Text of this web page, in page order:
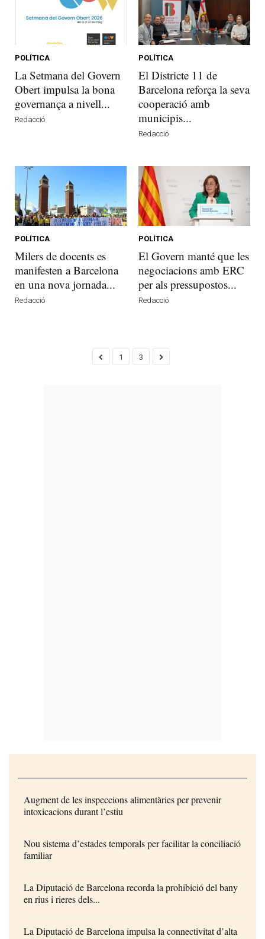
POLÍTICA
La Setmana del Govern
Obert impulsa la bona
governança a nivell...
Redacció
POLÍTICA
El Districte 11 de
Barcelona reforça la seva
cooperació amb
municipis...
Redacció
POLÍTICA
Milers de docents es
manifesten a Barcelona
en una nova jornada...
Redacció
POLÍTICA
El Govern manté que les
negociacions amb ERC
per als pressupostos...
Redacció
1 3
Augment de les inspeccions alimentàries per prevenir
intoxicacions durant l’estiu
Nou sistema d’estades temporals per facilitar la conciliació
familiar
La Diputació de Barcelona recorda la prohibició del bany
en rius i rieres dels...
La Diputació de Barcelona impulsa la connectivitat d’alta